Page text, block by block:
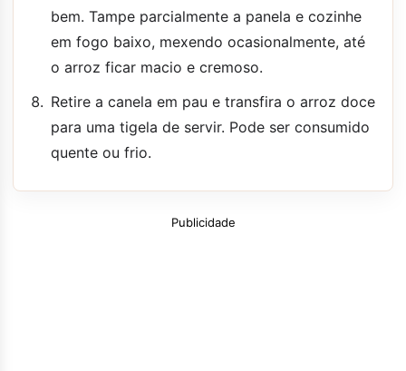
bem. Tampe parcialmente a panela e cozinhe
em fogo baixo, mexendo ocasionalmente, até
o arroz ficar macio e cremoso.
Retire a canela em pau e transfira o arroz doce
para uma tigela de servir. Pode ser consumido
quente ou frio.
Publicidade